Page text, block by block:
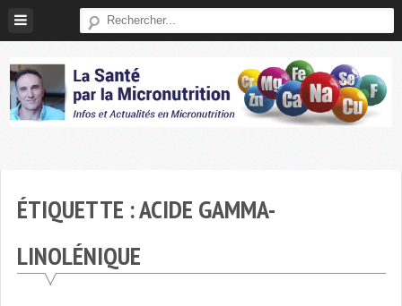
Skip
ÉTIQUETTE :ACIDE GAMMA-
LINOLÉNIQUE